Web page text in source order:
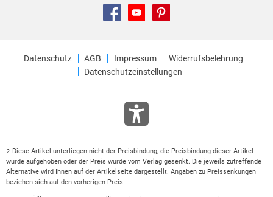
Datenschutz AGB Impressum
Widerrufsbelehrung
Datenschutzeinstellungen
2 Diese Artikel unterliegen nicht der Preisbindung, die Preisbindung dieser Artikel
wurde aufgehoben oder der Preis wurde vom Verlag gesenkt. Die jeweils zutreffende
Alternative wird Ihnen auf der Artikelseite dargestellt. Angaben zu Preissenkungen
beziehen sich auf den vorherigen Preis.